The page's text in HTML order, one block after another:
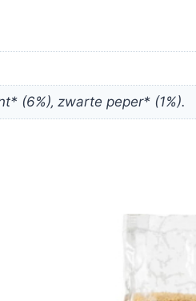
(6%)‚ zwarte peper* (1%).